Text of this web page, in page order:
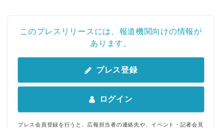
このプレスリリースには、報道機関向けの情報が
あります。
プレス登録
ログイン
プレス会員登録を行うと、広報担当者の連絡先や、イベント・記者会見